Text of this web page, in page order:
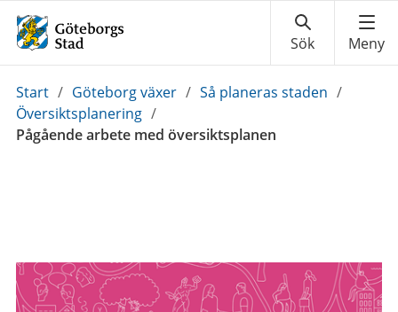
Du
är
här:
Start / Göteborg växer / Så planeras staden /
Översiktsplanering /
Pågående arbete med översiktsplanen